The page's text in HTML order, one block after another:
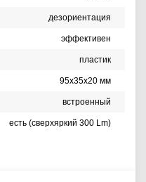
дезориентация
эффективен
пластик
95х35х20 мм
встроенный
есть (сверхяркий 300 Lm)